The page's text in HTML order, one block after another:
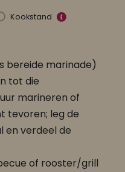
Kookstand
bereide marinade)
tot die
marineren of
tevoren; leg de
en verdeel de
of rooster/grill